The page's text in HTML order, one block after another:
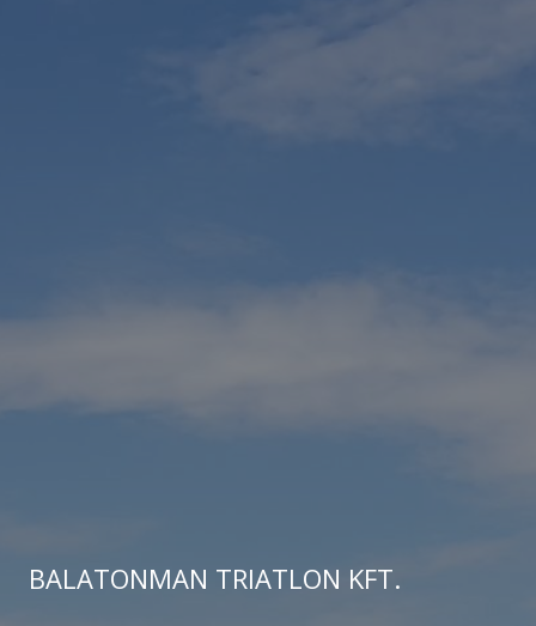
BALATONMAN TRIATLON KFT.